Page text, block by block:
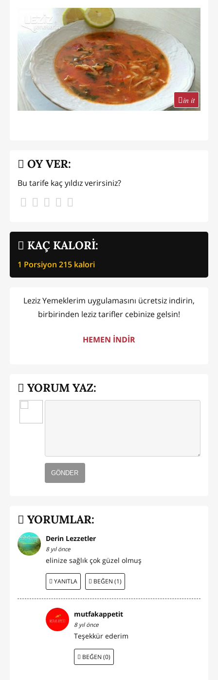
in it
KAÇ KALORİ:
1 Porsiyon 215 kalori
OY VER:
Bu tarife kaç yıldız verirsiniz?
Leziz Yemeklerim uygulamasını ücretsiz indirin,
birbirinden leziz tarifler cebinize gelsin!
HEMEN İNDİR
YORUM YAZ:
GÖNDER
YORUMLAR:
Derin Lezzetler
8 yıl önce
elinize sağlık çok güzel olmuş
YANITLA BEĞEN (1)
mutfakappetit
8 yıl önce
Teşekkür ederim
BEĞEN (0)